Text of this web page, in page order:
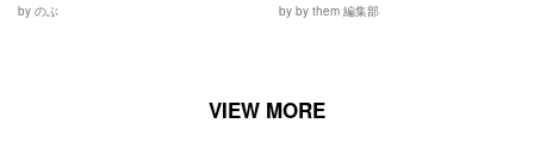
by のぶ by by them 編集部
VIEW MORE